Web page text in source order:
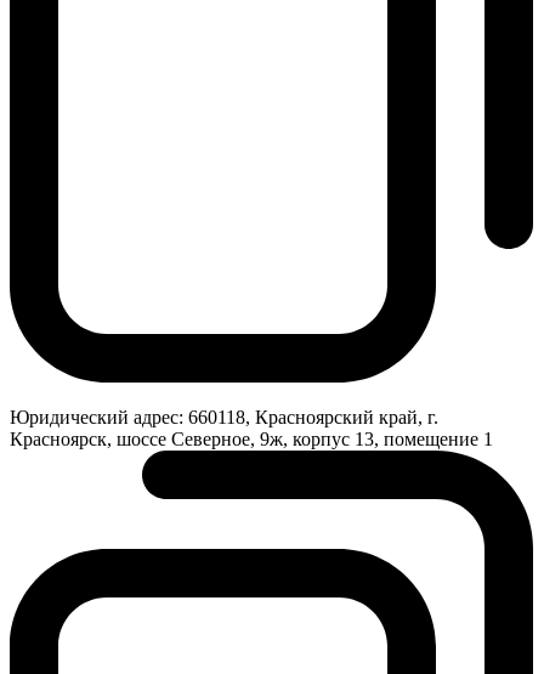
Юридический адрес: 660118, Красноярский край, г.
Красноярск, шоссе Северное, 9ж, корпус 13, помещение 1